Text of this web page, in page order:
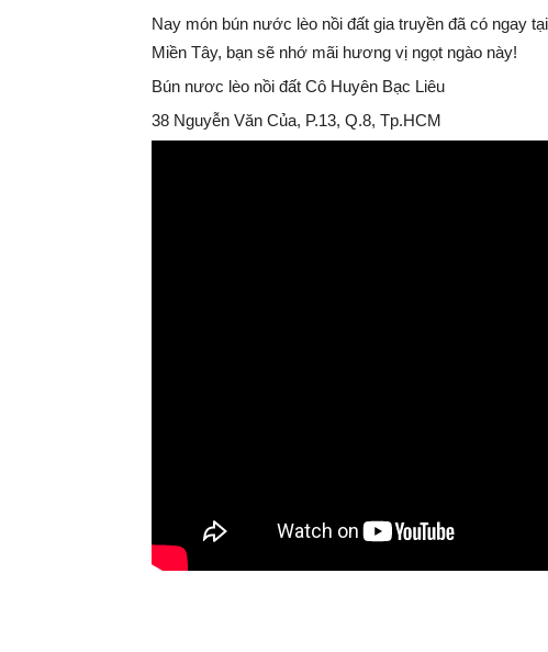
Nay món bún nước lèo nồi đất gia truyền đã có ngay
Miền Tây, bạn sẽ nhớ mãi hương vị ngọt ngào này!
Bún nươc lèo nồi đất Cô Huyên Bạc Liêu
38 Nguyễn Văn Của, P.13, Q.8, Tp.HCM